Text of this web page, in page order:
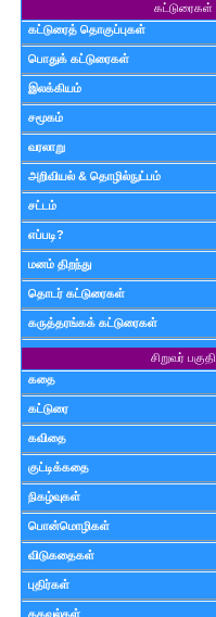
கட்டுரைகள்
கட்டுரைத் தொகுப்புகள்
பொதுக் கட்டுரைகள்
இலக்கியம்
சமூகம்
வரலாறு
அறிவியல் & தொழில்நுட்பம்
சட்டம்
எப்படி?
மனம் திறந்து
தொடர் கட்டுரைகள்
கருத்தரங்கக் கட்டுரைகள்
சிறுவர் பகுதி
கதை
கட்டுரை
கவிதை
குட்டிக்கதை
நிகழ்வுகள்
பொன்மொழிகள்
விடுகதைகள்
புதிர்கள்
தகவல்கள்